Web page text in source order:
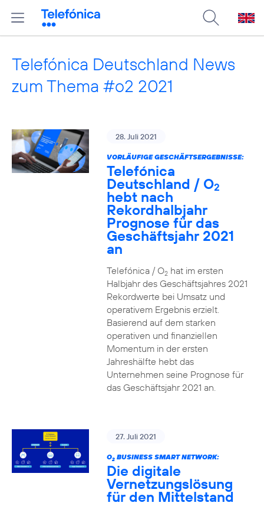
Telefónica Deutschland News
zum Thema #o2 2021
28. Juli 2021
VORLÄUFIGE GESCHÄFTSERGEBNISSE:
Telefónica
Deutschland / O2
hebt nach
Rekordhalbjahr
Prognose für das
Geschäftsjahr 2021
an
Telefónica / O2hat im ersten
Halbjahr des Geschäftsjahres 2021
Rekordwerte bei Umsatz und
operativem Ergebnis erzielt.
Basierend auf dem starken
operativen und finanziellen
Momentum in der ersten
Jahreshälfte hebt das
Unternehmen seine Prognose für
das Geschäftsjahr 2021 an.
27. Juli 2021
O2BUSINESS SMART NETWORK:
Die digitale
Vernetzungslösung
für den Mittelstand